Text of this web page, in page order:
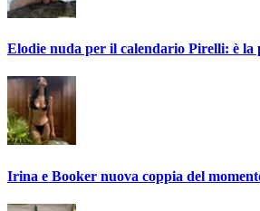
Elodie nuda per il calendario Pirelli: è la
Irina e Booker nuova coppia del